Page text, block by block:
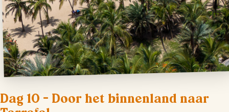
Dag 10 – Door het binnenland naar